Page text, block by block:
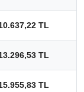
TL
TL
TL